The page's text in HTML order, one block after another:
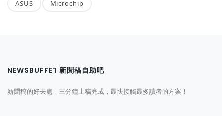
ASUS Microchip
NEWSBUFFET 新聞稿自助吧
新聞稿的好去處，三分鐘上稿完成，最快接觸最多讀者的方案！